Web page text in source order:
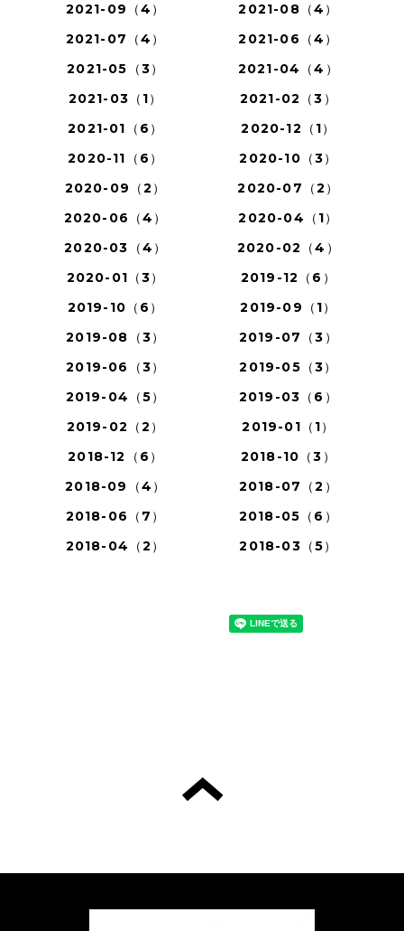
2021-09（4）
2021-08（4）
2021-07（4）
2021-06（4）
2021-05（3）
2021-04（4）
2021-03（1）
2021-02（3）
2021-01（6）
2020-12（1）
2020-11（6）
2020-10（3）
2020-09（2）
2020-07（2）
2020-06（4）
2020-04（1）
2020-03（4）
2020-02（4）
2020-01（3）
2019-12（6）
2019-10（6）
2019-09（1）
2019-08（3）
2019-07（3）
2019-06（3）
2019-05（3）
2019-04（5）
2019-03（6）
2019-02（2）
2019-01（1）
2018-12（6）
2018-10（3）
2018-09（4）
2018-07（2）
2018-06（7）
2018-05（6）
2018-04（2）
2018-03（5）